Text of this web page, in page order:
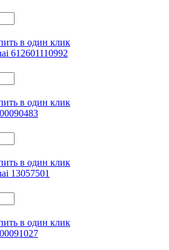
в один клик
612601110992
в один клик
в один клик
13057501
в один клик